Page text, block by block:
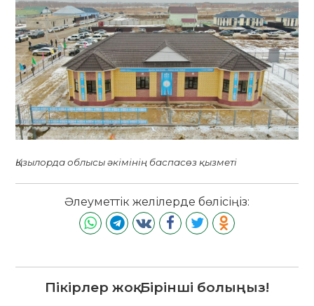
Қызылорда облысы әкімінің баспасөз қызметі
Әлеуметтік желілерде бөлісіңіз:
Пікірлер жоқ. Бірінші болыңыз!